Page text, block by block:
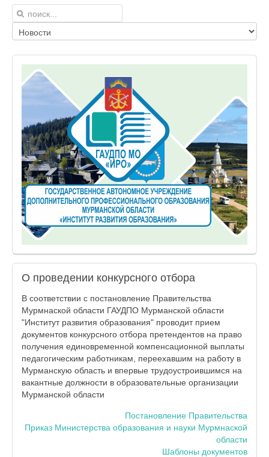
О проведении конкурсного отбора
В соответствии с постановление Правительства
Мурмнаской области ГАУДПО Мурманской области
"Институт развития образования" проводит прием
документов конкурсного отбора претендентов на право
получения единовременной компенсационной выплаты
педагогическим работникам, переехавшим на работу в
Мурманскую область и впервые трудоустроившимся на
вакантные должности в образовательные организации
Мурманской области
Постановление Правительства
Приказ Министерства образования и науки Мурмнаской
области
Шаблоны документов